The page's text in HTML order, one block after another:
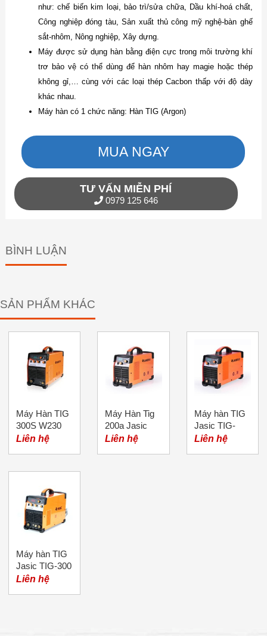
như: chế biến kim loại, bảo trì/sửa chữa, Dầu khí-hoá chất,
Công nghiệp đóng tàu, Sản xuất thủ công mỹ nghệ-bàn ghế
sắt-nhôm, Nông nghiệp, Xây dựng.
Máy được sử dụng hàn bằng điện cực trong môi trường khí
trơ bảo vệ có thể dùng để hàn nhôm hay magie hoặc thép
không gỉ,… cùng với các loại thép Cacbon thấp với độ dày
khác nhau.
Máy hàn có 1 chức năng: Hàn TIG (Argon)
MUA NGAY
TƯ VẤN MIỄN PHÍ
0979 125 646
BÌNH LUẬN
SẢN PHẨM KHÁC
Máy Hàn TIG
300S W230
Jasic
Liên hệ
Máy Hàn Tig
200a Jasic
Liên hệ
Máy hàn TIG
Jasic TIG-
200S
Liên hệ
Máy hàn TIG
Jasic TIG-300
(W229)
Liên hệ